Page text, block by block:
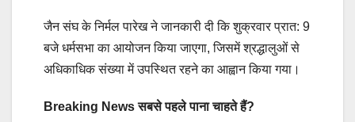
जैन संघ के निर्मल पारेख ने जानकारी दी कि शुक्रवार प्रात: 9
बजे धर्मसभा का आयोजन किया जाएगा, जिसमें श्रद्धालुओं से
अधिकाधिक संख्या में उपस्थित रहने का आह्वान किया गया।
Breaking News सबसे पहले पाना चाहते हैं?